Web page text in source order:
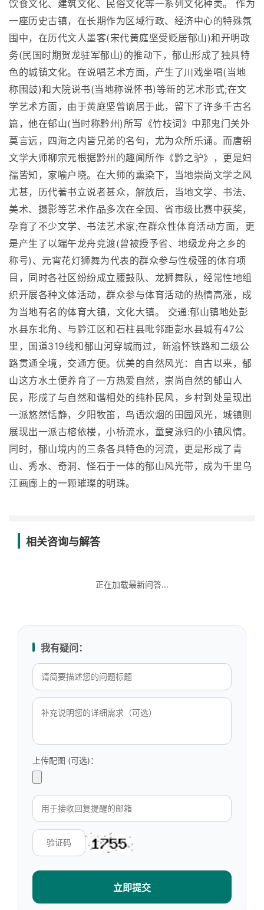
饮食文化、建筑文化、民俗文化等一系列文化种类。 作为
一座历史古镇，在长期作为区域行政、经济中心的特殊氛
围中，在历代文人墨客(宋代黄庭坚受贬居郁山)和开明政
务(民国时期贺龙驻军郁山)的推动下，郁山形成了独具特
色的城镇文化。在说唱艺术方面，产生了川戏坐唱(当地
称围鼓)和大院说书(当地称说怀书)等新的艺术形式;在文
学艺术方面，由于黄庭坚曾谪居于此，留下了许多千古名
篇，他在郁山(当时称黔州)所写《竹枝词》中那鬼门关外
莫言远，四海之内皆兄弟的名句，尤为众所乐诵。而唐朝
文学大师柳宗元根据黔州的趣闻所作《黔之驴》，更是妇
孺皆知，家喻户晓。在大师的熏染下，当地崇尚文学之风
尤甚，历代著书立说者甚众，解放后，当地文学、书法、
美术、摄影等艺术作品多次在全国、省市级比赛中获奖，
孕育了不少文学、书法艺术家;在群众性体育活动方面，更
是产生了以端午龙舟竞渡(曾被授予省、地级龙舟之乡的
称号)、元宵花灯狮舞为代表的群众参与性极强的体育项
目，同时各社区纷纷成立腰鼓队、龙狮舞队，经常性地组
织开展各种文体活动，群众参与体育活动的热情高涨，成
为当地有名的体育大镇，文化大镇。 交通:郁山镇地处彭
水县东北角、与黔江区和石柱县毗邻距彭水县城有47公
里，国道319线和郁山河穿城而过，新渝怀铁路和二级公
路贯通全境，交通方便。优美的自然风光：自古以来，郁
山这方水土便养育了一方热爱自然，崇尚自然的郁山人
民，形成了与自然和谐相处的纯朴民风，乡村到处呈现出
一派悠然恬静，夕阳牧笛，鸟语炊烟的田园风光，城镇则
展现出一派古榕依楼，小桥流水，童叟泳归的小镇风情。
同时，郁山境内的三条各具特色的河流，更是形成了青
山、秀水、奇洞、怪石于一体的郁山风光带，成为千里乌
江画廊上的一颗璀璨的明珠。
相关咨询与解答
正在加载最新问答...
我有疑问：
上传配图 (可选)：
立即提交